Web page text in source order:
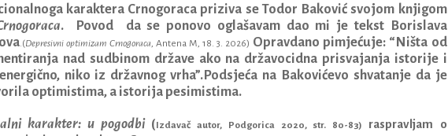
karaktera Crnogoraca priziva se Todor Baković svojom knjigom
. Povod da se ponovo oglašavam dao mi je tekst Borislava
.(Depresivni optimizam Crnogoraca , Antena M, 18. 3. 2026) Opravdano pimjećuje: “Ništa od
nad sudbinom države ako na državocidna prisvajanja istorije i
niko iz državnog vrha”.Podsjeća na Bakovićevo shvatanje da je
optimistima, a istorija pesimistima.
karakter: u pogodbi(Izdavač autor, Podgorica 2020, str. 80-83) raspravljam o